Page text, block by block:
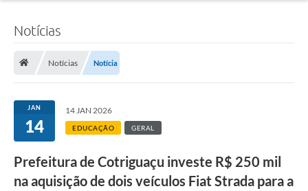
A Prefeitura
Notícias
Secretarias
Notícias
Notícias Notícia
JAN
14
14 JAN 2026
EDUCAÇÃO GERAL
Prefeitura de Cotriguaçu investe R$ 250 mil
na aquisição de dois veículos Fiat Strada para a